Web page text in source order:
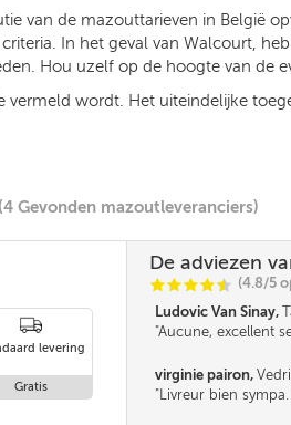
van de mazouttarieven in België
In het geval van Walcourt,
Hou uzelf op de hoogte van de
wordt. Het uiteindelijke
(4 Gevonden mazoutleveranciers)
levering
Gratis
De adviezen
CCCCi
@ (4.8/5
Ludovic Van Sinay,
Aucune, excellent
virginie pairon,
Livreur bien